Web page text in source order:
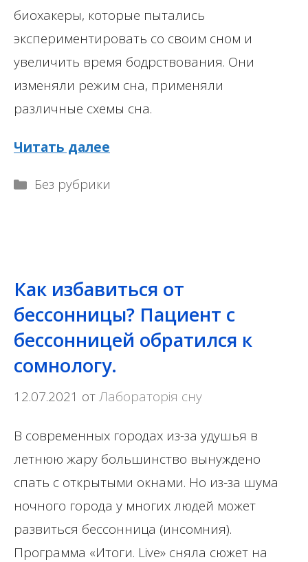
биохакеры, которые пытались
экспериментировать со своим сном и
увеличить время бодрствования. Они
изменяли режим сна, применяли
различные схемы сна.
Читать далее
Рубрики
Без рубрики
Как избавиться от
бессонницы? Пациент с
бессонницей обратился к
сомнологу.
12.07.2021 отЛабораторія сну
В современных городах из-за удушья в
летнюю жару большинство вынуждено
спать с открытыми окнами. Но из-за шума
ночного города у многих людей может
развиться бессонница (инсомния).
Программа «Итоги. Live» сняла сюжет на